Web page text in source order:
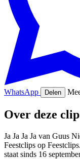
WhatsApp Delen
Over deze clip
Ja Ja Ja Ja van Guus
Feestclips op
staat sinds 16